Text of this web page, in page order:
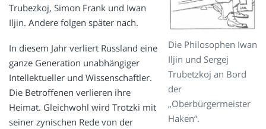
Die Philosophen Iwan
Iljin und Sergej
Trubetzkoj an Bord
der
„Oberbürgermeister
Haken“.
Trubezkoj, Simon Frank und Iwan
Iljin. Andere folgen später nach.
In diesem Jahr verliert Russland eine
ganze Generation unabhängiger
Intellektueller und Wissenschaftler.
Die Betroffenen verlieren ihre
Heimat. Gleichwohl wird Trotzki mit
seiner zynischen Rede von der